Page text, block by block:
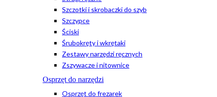
Szczotki i skrobaczki do szyb
Szczypce
Ściski
Śrubokręty i wkrętaki
Zestawy narzędzi ręcznych
Zszywacze i nitownice
Osprzęt do narzędzi
Osprzęt do frezarek